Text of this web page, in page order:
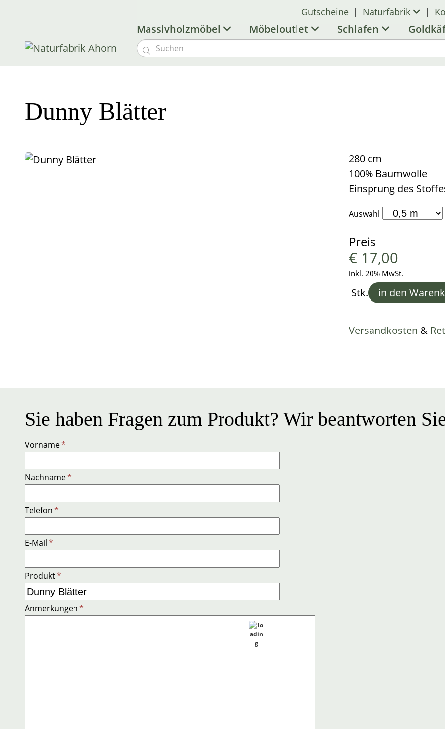
Gutscheine | Naturfabrik |
Massivholzmöbel Möbeloutlet Schlafen

Dunny Blätter
280 cm
100% Baumwolle
Einsprung des
Auswahl
Preis
€ 17,00
inkl. 20% MwSt.
Stk. in den
Versandkosten &
Sie haben Fragen zum Produkt? Wir beantworten
Vorname*
Nachname*
Telefon*
E-Mail*
Produkt*
Anmerkungen*